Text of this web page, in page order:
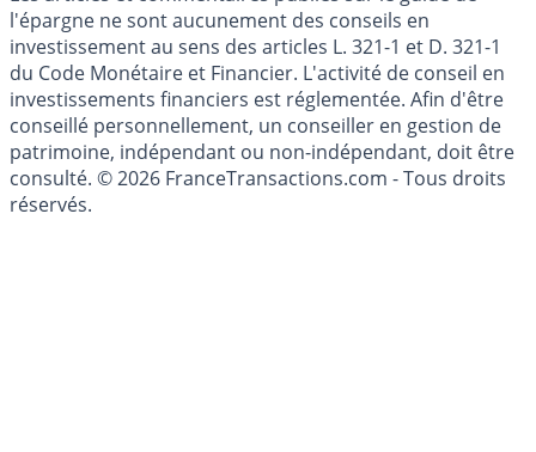
Les articles et commentaires publiés sur le guide de
l'épargne ne sont aucunement des conseils en
investissement au sens des articles L. 321-1 et D. 321-1
du Code Monétaire et Financier. L'activité de conseil en
investissements financiers est réglementée. Afin d'être
conseillé personnellement, un conseiller en gestion de
patrimoine, indépendant ou non-indépendant, doit être
consulté. © 2026 FranceTransactions.com - Tous droits